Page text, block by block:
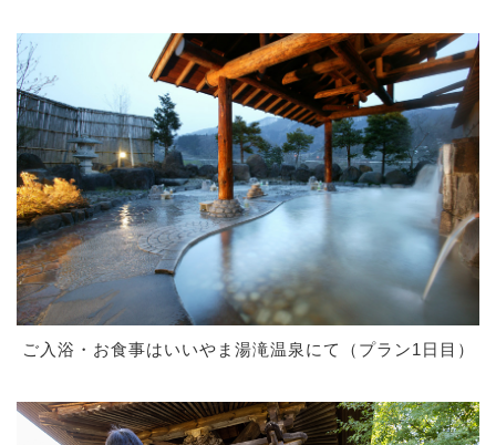
ご入浴・お食事はいいやま湯滝温泉にて（プラン1日目）